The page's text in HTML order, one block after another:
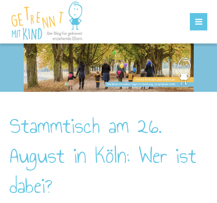
Stammtisch am 26.
August in Köln: Wer ist
dabei?